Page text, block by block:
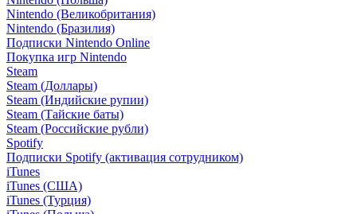
Nintendo (Великобритания)
Nintendo (Бразилия)
Подписки Nintendo Online
Покупка игр Nintendo
Steam
Steam (Доллары)
Steam (Индийские рупии)
Steam (Тайские баты)
Steam (Российские рубли)
Spotify
Подписки Spotify (активация сотрудником)
iTunes
iTunes (США)
iTunes (Турция)